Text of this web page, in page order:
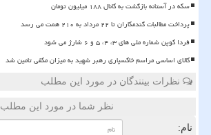
سکه در آستانه بازگشت به کانال ۱۸۸ میلیون تومان
پرداخت مطالبات گندمکاران تا ۲۲ مرداد به ۲۱۰ همت می رسد
فردا کوپن شماره ملی های ۳، ۴، ۵ و ۶ شارژ می شود
کالای اساسی مراسم خاکسپاری رهبر شهید به میزان مکفی تامین شد
نظرات بینندگان در مورد این مطلب
نظر شما در مورد این مطلب
نام: